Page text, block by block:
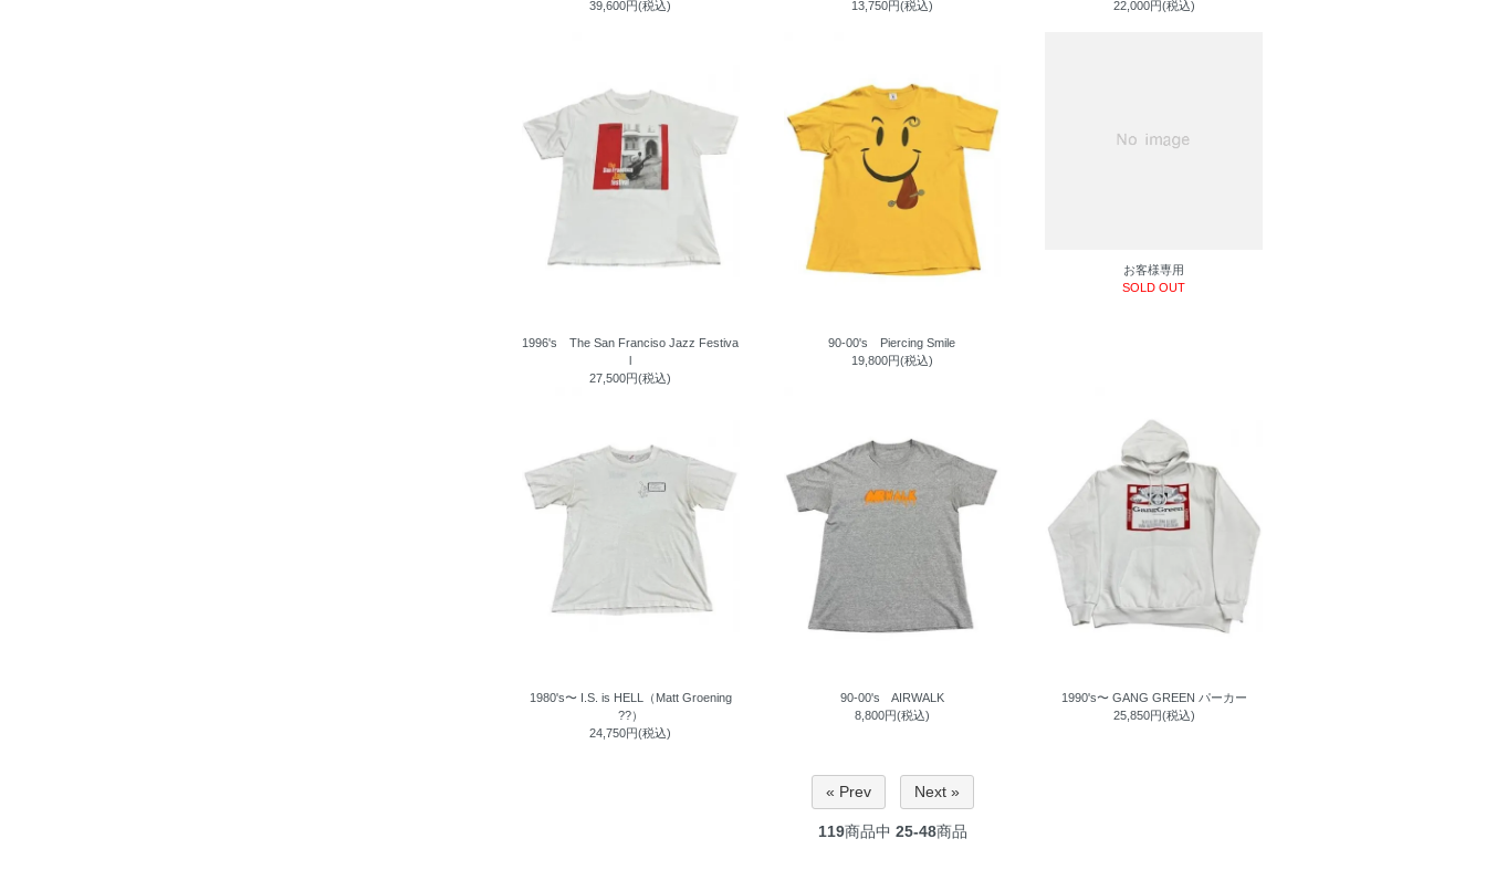
39,600円(税込)
13,750円(税込)
22,000円(税込)
1996's The San Franciso Jazz Festiva
l
27,500円(税込)
90-00's Piercing Smile
19,800円(税込)
お客様専用
SOLD OUT
1980's〜 I.S. is HELL（Matt Groening
??）
24,750円(税込)
90-00's AIRWALK
8,800円(税込)
1990's〜 GANG GREEN パーカー
25,850円(税込)
« Prev Next »
119商品中 25-48商品